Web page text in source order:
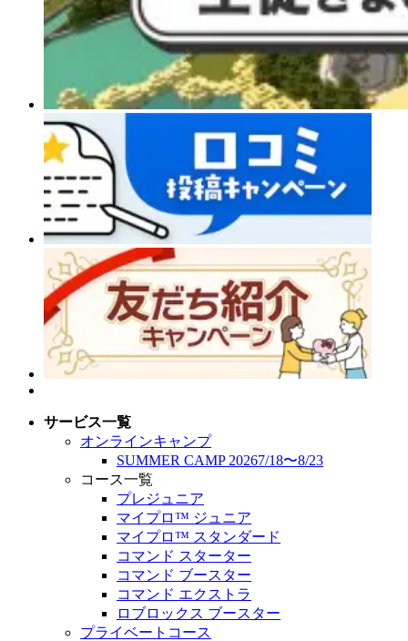
サービス一覧
オンラインキャンプ
SUMMER CAMP 20267/18〜8/23
コース一覧
プレジュニア
マイプロ™︎ ジュニア
マイプロ™︎ スタンダード
コマンド スターター
コマンド ブースター
コマンド エクストラ
ロブロックス ブースター
プライベートコース